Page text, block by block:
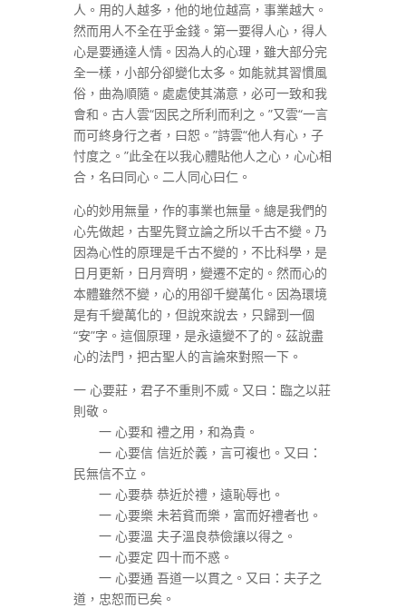
人。用的人越多，他的地位越高，事業越大。
然而用人不全在乎金錢。第一要得人心，得人
心是要通達人情。因為人的心理，雖大部分完
全一樣，小部分卻變化太多。如能就其習慣風
俗，曲為順隨。處處使其滿意，必可一致和我
會和。古人雲“因民之所利而利之。”又雲“一言
而可終身行之者，曰恕。”詩雲“他人有心，子
忖度之。”此全在以我心體貼他人之心，心心相
合，名曰同心。二人同心曰仁。
心的妙用無量，作的事業也無量。總是我們的
心先做起，古聖先賢立論之所以千古不變。乃
因為心性的原理是千古不變的，不比科學，是
日月更新，日月齊明，變遷不定的。然而心的
本體雖然不變，心的用卻千變萬化。因為環境
是有千變萬化的，但說來說去，只歸到一個
“安”字。這個原理，是永遠變不了的。茲說盡
心的法門，把古聖人的言論來對照一下。
一 心要莊，君子不重則不威。又曰：臨之以莊
則敬。
一 心要和 禮之用，和為貴。
一 心要信 信近於義，言可複也。又曰：
民無信不立。
一 心要恭 恭近於禮，遠恥辱也。
一 心要樂 未若貧而樂，富而好禮者也。
一 心要溫 夫子溫良恭儉讓以得之。
一 心要定 四十而不惑。
一 心要通 吾道一以貫之。又曰：夫子之
道，忠恕而已矣。